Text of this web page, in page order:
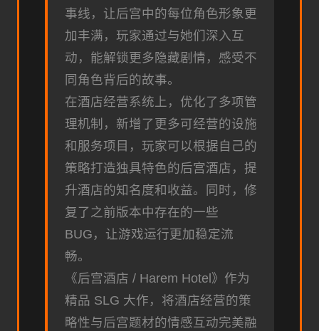
事线，让后宫中的每位角色形象更
加丰满，玩家通过与她们深入互
动，能解锁更多隐藏剧情，感受不
同角色背后的故事。
在酒店经营系统上，优化了多项管
理机制，新增了更多可经营的设施
和服务项目，玩家可以根据自己的
策略打造独具特色的后宫酒店，提
升酒店的知名度和收益。同时，修
复了之前版本中存在的一些
BUG，让游戏运行更加稳定流
畅。
《后宫酒店 / Harem Hotel》作为
精品 SLG 大作，将酒店经营的策
略性与后宫题材的情感互动完美融